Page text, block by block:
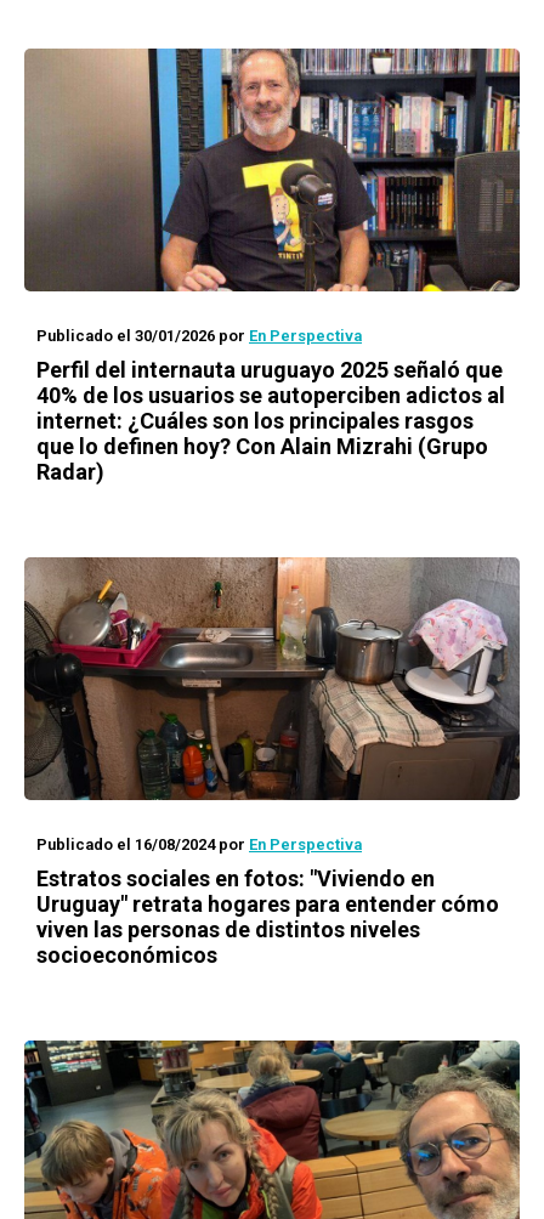
Publicado el 30/01/2026 por En Perspectiva
Perfil del internauta uruguayo 2025 señaló que
40% de los usuarios se autoperciben adictos al
internet: ¿Cuáles son los principales rasgos
que lo definen hoy? Con Alain Mizrahi (Grupo
Radar)
Publicado el 16/08/2024por En Perspectiva
Estratos sociales en fotos: "Viviendo en
Uruguay" retrata hogares para entender cómo
viven las personas de distintos niveles
socioeconómicos